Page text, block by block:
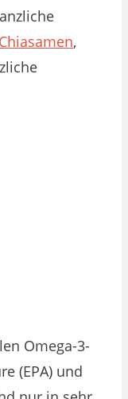
Chiasamen,
Omega-3-
(EPA) und